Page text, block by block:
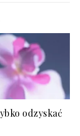
odzyskać